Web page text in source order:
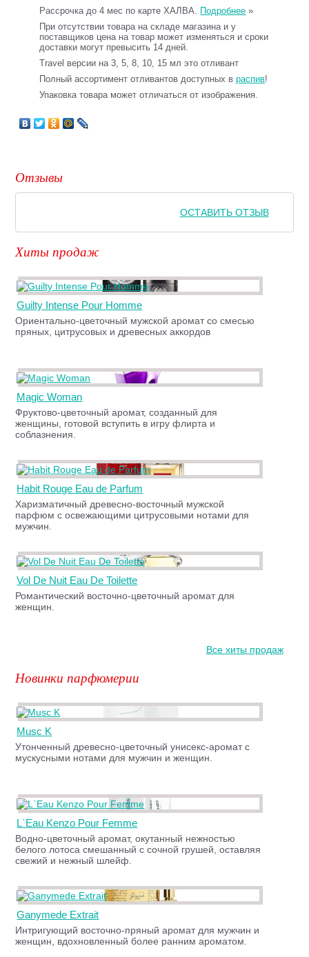
Рассрочка до 4 мес по карте ХАЛВА. Подробнее »
При отсутствии товара на складе магазина и у
поставщиков цена на товар может изменяться и сроки
доставки могут превысить 14 дней.
Travel версии на 3, 5, 8, 10, 15 мл это отливант
Полный ассортимент отливантов доступных враспив!
Упаковка товара может отличаться от изображения.
Отзывы
ОСТАВИТЬ ОТЗЫВ
Хиты продаж
Guilty Intense Pour Homme
Ориентально-цветочный мужской аромат со смесью
пряных, цитрусовых и древесных аккордов
Magic Woman
Фруктово-цветочный аромат, созданный для
женщины, готовой вступить в игру флирта и
соблазнения.
Habit Rouge Eau de Parfum
Харизматичный древесно-восточный мужской
парфюм с освежающими цитрусовыми нотами для
мужчин.
Vol De Nuit Eau De Toilette
Романтический восточно-цветочный аромат для
женщин.
Все хиты продаж
Новинки парфюмерии
Musc K
Утонченный древесно-цветочный унисекс-аромат с
мускусными нотами для мужчин и женщин.
L`Eau Kenzo Pour Femme
Водно-цветочный аромат, окутанный нежностью
белого лотоса смешанный с сочной грушей, оставляя
свежий и нежный шлейф.
Ganymede Extrait
Интригующий восточно-пряный аромат для мужчин и
женщин, вдохновленный более ранним ароматом.